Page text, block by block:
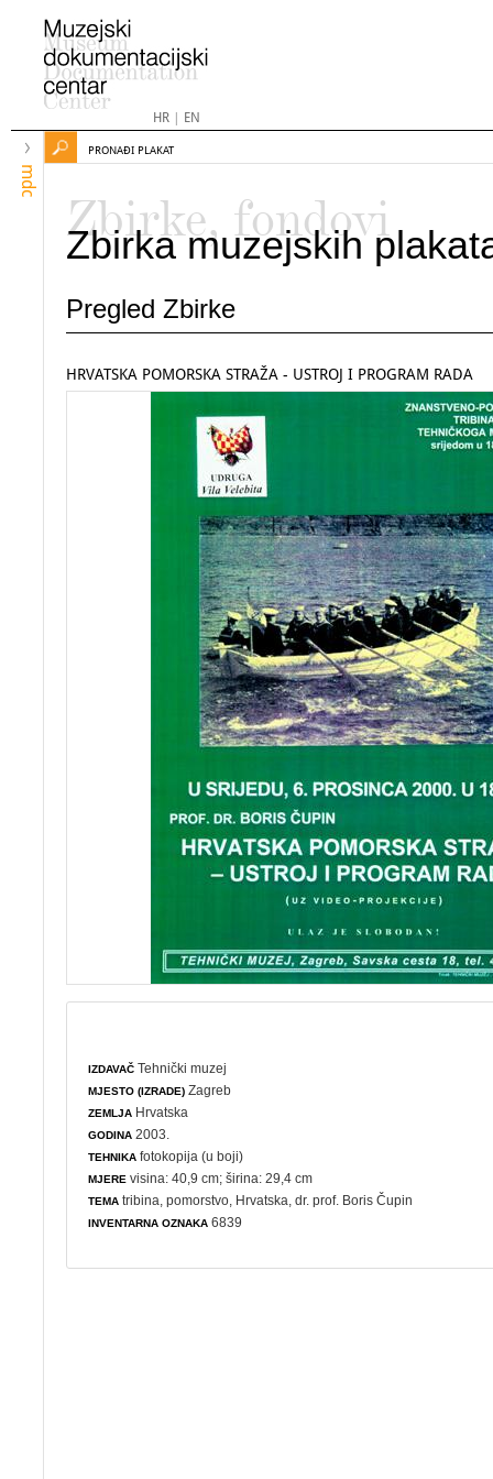
HR| EN
mdc
PRONAĐI PLAKAT
Zbirke, fondovi
Zbirka muzejskih
Pregled Zbirke
HRVATSKA POMORSKA STRAŽA - USTROJ I PROGRAM RADA
IZDAVAČ Tehnički muzej
MJESTO (IZRADE) Zagreb
ZEMLJA Hrvatska
GODINA 2003.
TEHNIKA fotokopija (u boji)
MJERE visina: 40,9 cm; širina: 29,4 cm
TEMA tribina ,pomorstvo , Hrvatska, dr. prof. Boris Čupin
INVENTARNA OZNAKA 6839